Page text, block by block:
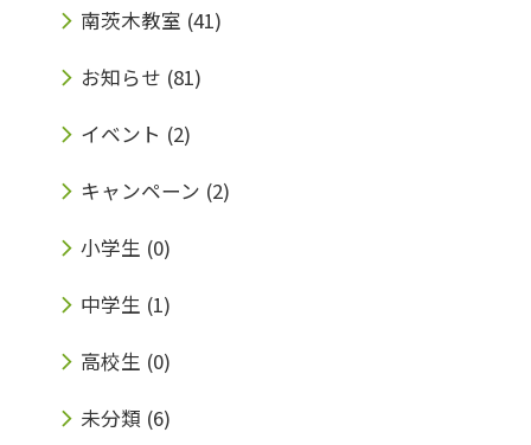
南茨木教室 (41)
お知らせ (81)
イベント (2)
キャンペーン (2)
小学生 (0)
中学生 (1)
高校生 (0)
未分類 (6)